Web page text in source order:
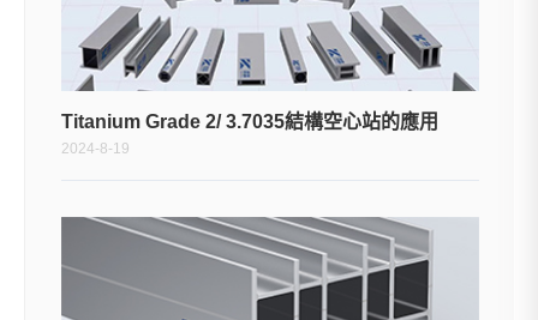
Titanium Grade 2/ 3.7035結構空心站的應用
2024-8-19